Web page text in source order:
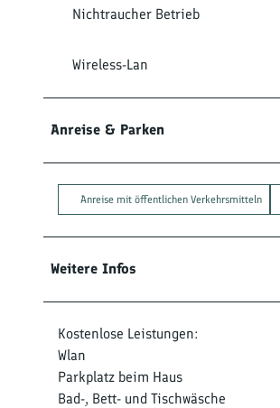
Nichtraucher Betrieb
Wireless-Lan
Anreise & Parken
Anreise mit öffentlichen Verkehrsmitteln
Weitere Infos
Kostenlose Leistungen:
Wlan
Parkplatz beim Haus
Bad-, Bett- und Tischwäsche